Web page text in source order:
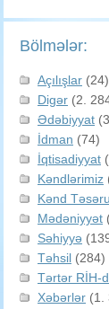
Bölmələr:
Açılışlar (24)
Digər (2.
Ədəbiyyat
İdman (74)
İqtisadiyyat
Kəndlərimiz
Kənd
Mədəniyyət
Səhiyyə
Təhsil (284)
Tərtər RİH-
Xəbərlər (1.